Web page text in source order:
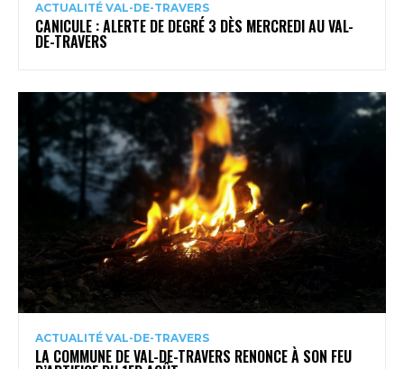
ACTUALITÉ VAL-DE-TRAVERS
CANICULE : ALERTE DE DEGRÉ 3 DÈS MERCREDI AU VAL-
DE-TRAVERS
ACTUALITÉ VAL-DE-TRAVERS
LA COMMUNE DE VAL-DE-TRAVERS RENONCE À SON FEU